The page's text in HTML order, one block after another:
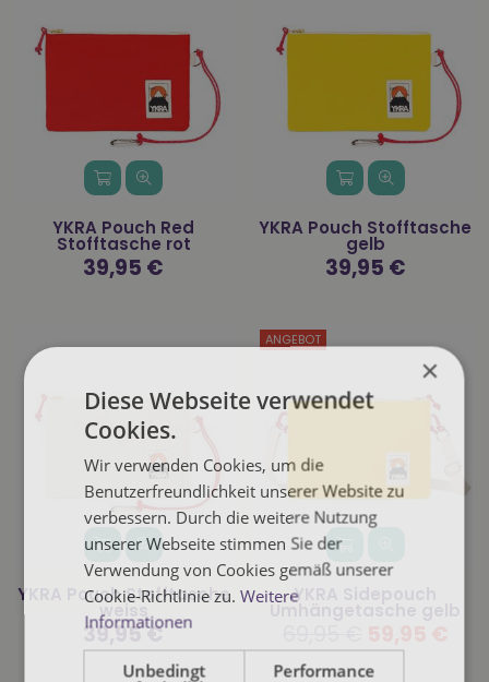
YKRA Pouch Red
Stofftasche rot
Normaler
Preis
39,95 €
YKRA Pouch Stofftasche
gelb
Normaler
Preis
39,95 €
YKRA Pouch Stofftasche
weiss
Normaler
Preis
39,95 €
ANGEBOT
YKRA Sidepouch
Umhängetasche gelb
Preis
×
Diese Webseite verwendet
Cookies.
Wir verwenden Cookies, um die
Benutzerfreundlichkeit unserer Website zu
verbessern. Durch die weitere Nutzung
unserer Webseite stimmen Sie der
Verwendung von Cookies gemäß unserer
Cookie-Richtlinie zu.Weitere
Informationen
Unbedingt
Performance